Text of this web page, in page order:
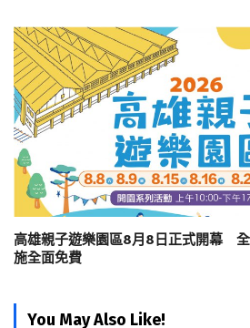
高雄親子遊樂園區8月8日正式開幕
施全面免費
You May Also Like!